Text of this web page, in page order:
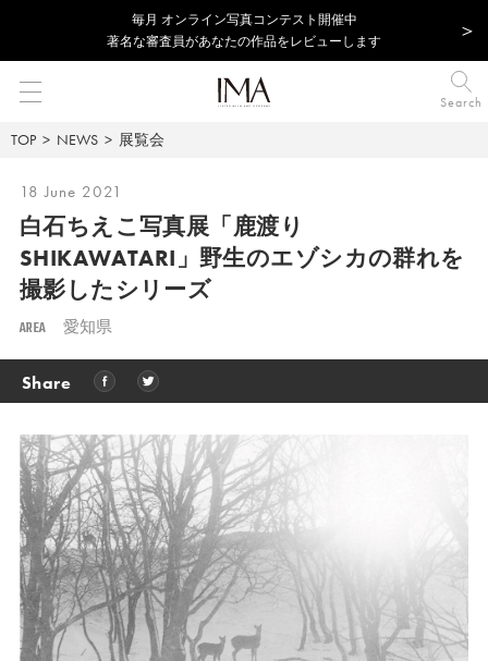
毎⽉ オンライン写真コンテスト開催中
著名な審査員があなたの作品をレビューします
Search
TOP NEWS 展覧会
18 June 2021
白石ちえこ写真展「鹿渡り
SHIKAWATARI」野生のエゾシカの群れを
撮影したシリーズ
AREA 愛知県
Share